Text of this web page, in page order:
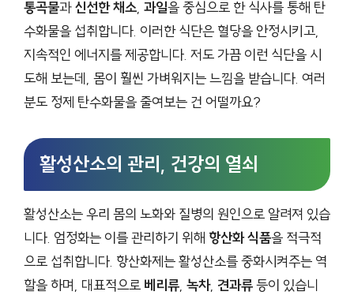
통곡물과신선한 채소, 과일을 중심으로 한 식사를 통해 탄
수화물을 섭취합니다. 이러한 식단은 혈당을 안정시키고,
지속적인 에너지를 제공합니다. 저도 가끔 이런 식단을 시
도해 보는데, 몸이 훨씬 가벼워지는 느낌을 받습니다. 여러
분도 정제 탄수화물을 줄여보는 건 어떨까요?
활성산소의 관리, 건강의 열쇠
활성산소는 우리 몸의 노화와 질병의 원인으로 알려져 있습
니다. 엄정화는 이를 관리하기 위해 항산화 식품을 적극적
으로 섭취합니다. 항산화제는 활성산소를 중화시켜주는 역
할을 하며, 대표적으로 베리류, 녹차, 견과류등이 있습니